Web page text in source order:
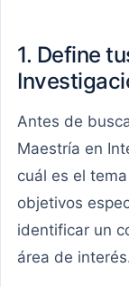
1. Define
Antes de
Maestría en
cuál es el
objetivos
identificar un
área de